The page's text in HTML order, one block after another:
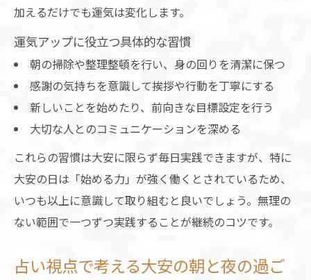
加えるだけでも運気は変化します。
運気アップに役立つ具体的な習慣
朝の掃除や整理整頓を行い、身の回りを清潔に保つ
感謝の気持ちを意識して挨拶や行動を丁寧にする
新しいことを始めたり、前向きな目標設定を行う
大切な人とのコミュニケーションを深める
これらの習慣は大安に限らず毎日実践できますが、特に
大安の日は「始める力」が強く働くとされているため、
いつも以上に意識して取り組むと良いでしょう。無理の
ない範囲で一つずつ実践することが継続のコツです。
占い視点で考える大安の朝と夜の過ご